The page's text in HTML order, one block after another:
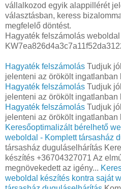
vállalkozod egyik alappillérét
választásban, keress
megfelelő döntést.
Hagyaték felszámolás
Hagyaték felszámolás Tudjuk
jelenteni az örökölt ingatlanban
Hagyaték felszámolás Tudjuk
jelenteni az örökölt ingatlanban
Hagyaték felszámolás Tudjuk
jelenteni az örökölt ingatlanban
Keresőoptimalizált bérelhető
weboldal - Komplett társasház
társasház duguláselhárítás
készítés +36704327071 Az
megnövekedett az igény...
weboldal készítés kontra saját